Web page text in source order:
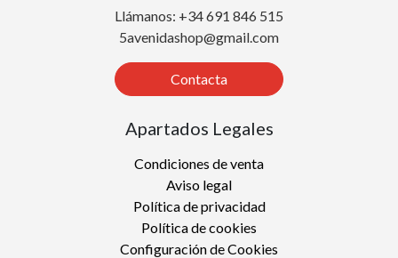
Llámanos: +34 691 846 515
5avenidashop@gmail.com
Contacta
Apartados Legales
Condiciones de venta
Aviso legal
Política de privacidad
Política de cookies
Configuración de Cookies